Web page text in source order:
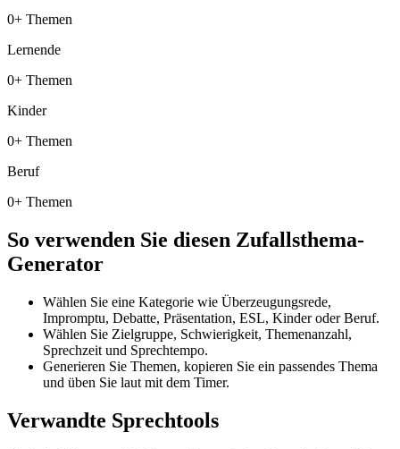
0+ Themen
Lernende
0+ Themen
Kinder
0+ Themen
Beruf
0+ Themen
So verwenden Sie diesen Zufallsthema-
Generator
Wählen Sie eine Kategorie wie Überzeugungsrede,
Impromptu, Debatte, Präsentation, ESL, Kinder oder Beruf.
Wählen Sie Zielgruppe, Schwierigkeit, Themenanzahl,
Sprechzeit und Sprechtempo.
Generieren Sie Themen, kopieren Sie ein passendes Thema
und üben Sie laut mit dem Timer.
Verwandte Sprechtools